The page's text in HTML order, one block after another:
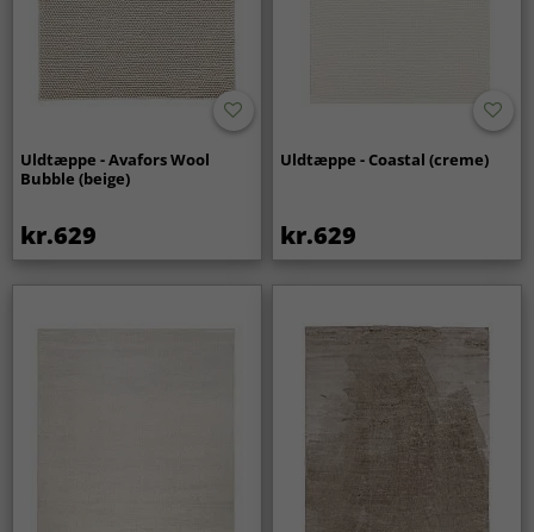
Uldtæppe - Avafors Wool
Bubble (beige)
kr.629
Uldtæppe - Coastal (creme)
kr.629